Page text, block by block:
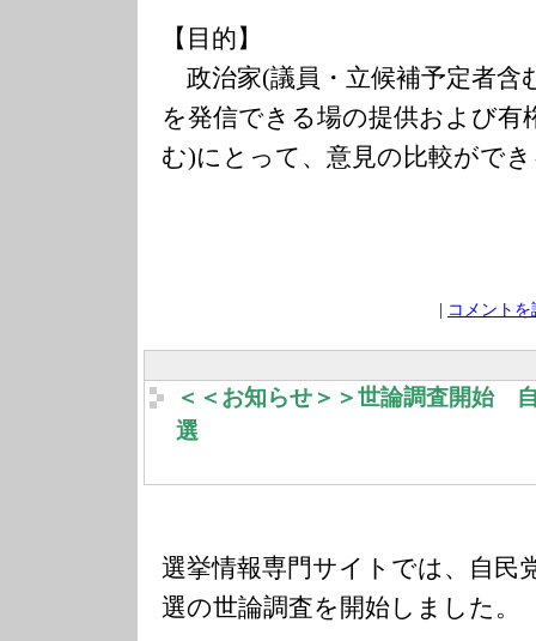
【目的】
政治家(議員・立候補予定者含
を発信できる場の提供および有
む)にとって、意見の比較がで
コメント
＜＜お知らせ＞＞世論調査開始
選
選挙情報専門サイトでは、自民
選の世論調査を開始しました。